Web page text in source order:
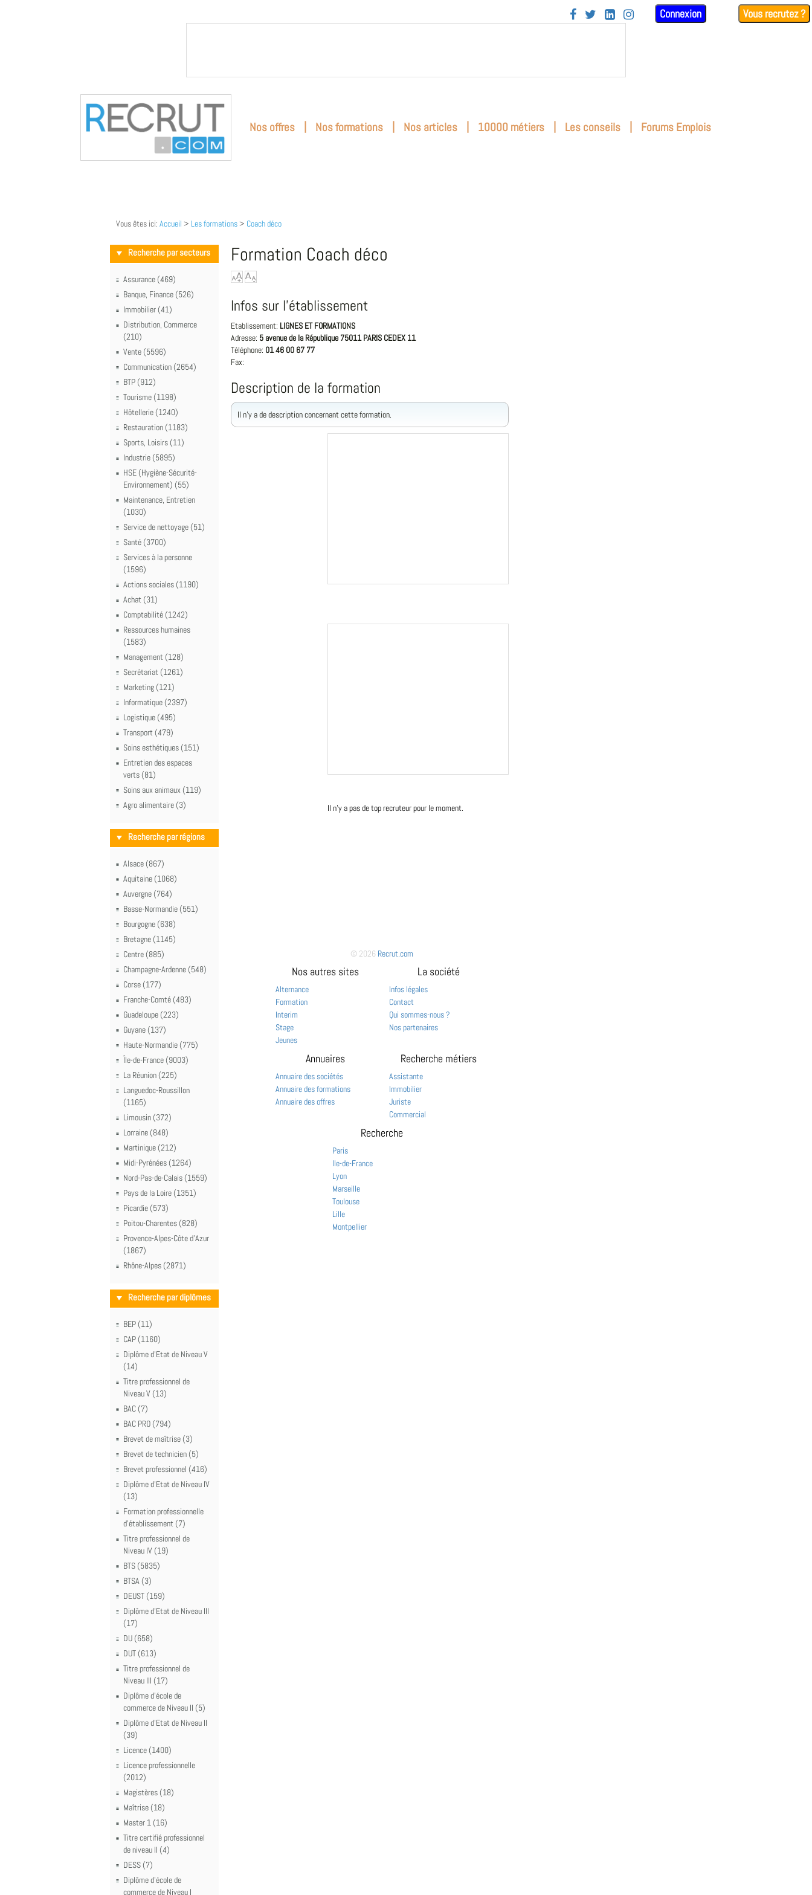
    Connexion Vous recrutez ?
Nos offres | Nos formations | Nos articles | 10000 métiers | Les conseils | Forums Emplois
Vous êtes ici: Accueil > Les formations > Coach déco
Recherche par secteurs
Assurance (469)
Banque, Finance (526)
Immobilier (41)
Distribution, Commerce
(210)
Vente (5596)
Communication (2654)
BTP (912)
Tourisme (1198)
Hôtellerie (1240)
Restauration (1183)
Sports, Loisirs (11)
Industrie (5895)
HSE (Hygiène-Sécurité-
Environnement) (55)
Maintenance, Entretien
(1030)
Service de nettoyage (51)
Santé (3700)
Services à la personne
(1596)
Actions sociales (1190)
Achat (31)
Comptabilité (1242)
Ressources humaines
(1583)
Management (128)
Secrétariat (1261)
Marketing (121)
Informatique (2397)
Logistique (495)
Transport (479)
Soins esthétiques (151)
Entretien des espaces
verts (81)
Soins aux animaux (119)
Agro alimentaire (3)
Recherche par régions
Alsace (867)
Aquitaine (1068)
Auvergne (764)
Basse-Normandie (551)
Bourgogne (638)
Bretagne (1145)
Centre (885)
Champagne-Ardenne (548)
Corse (177)
Franche-Comté (483)
Guadeloupe (223)
Guyane (137)
Haute-Normandie (775)
Île-de-France (9003)
La Réunion (225)
Languedoc-Roussillon
(1165)
Limousin (372)
Lorraine (848)
Martinique (212)
Midi-Pyrénées (1264)
Nord-Pas-de-Calais (1559)
Pays de la Loire (1351)
Picardie (573)
Poitou-Charentes (828)
Provence-Alpes-Côte d'Azur
(1867)
Rhône-Alpes (2871)
Recherche par diplômes
BEP (11)
CAP (1160)
Diplôme d'Etat de Niveau V
(14)
Titre professionnel de
Niveau V (13)
BAC (7)
BAC PRO (794)
Brevet de maîtrise (3)
Brevet de technicien (5)
Brevet professionnel (416)
Diplôme d'Etat de Niveau IV
(13)
Formation professionnelle
d'établissement (7)
Titre professionnel de
Niveau IV (19)
BTS (5835)
BTSA (3)
DEUST (159)
Diplôme d'Etat de Niveau III
(17)
DU (658)
DUT (613)
Titre professionnel de
Niveau III (17)
Diplôme d'école de
commerce de Niveau II (5)
Diplôme d'Etat de Niveau II
(39)
Licence (1400)
Licence professionnelle
(2012)
Magistères (18)
Maîtrise (18)
Master 1 (16)
Titre certifié professionnel
de niveau II (4)
DESS (7)
Diplôme d'école de
commerce de Niveau I
Formation Coach déco
Infos sur l'établissement
Etablissement: LIGNES ET FORMATIONS
Adresse: 5 avenue de la République 75011 PARIS CEDEX 11
Téléphone: 01 46 00 67 77
Fax:
Description de la formation
Il n'y a de description concernant cette formation.
Il n'y a pas de top recruteur pour le moment.
© 2026 Recrut.com
Nos autres sites
Alternance
Formation
Interim
Stage
Jeunes
La société
Infos légales
Contact
Qui sommes-nous ?
Nos partenaires
Annuaires
Annuaire des sociétés
Annuaire des formations
Annuaire des offres
Recherche métiers
Assistante
Immobilier
Juriste
Commercial
Recherche
Paris
Ile-de-France
Lyon
Marseille
Toulouse
Lille
Montpellier